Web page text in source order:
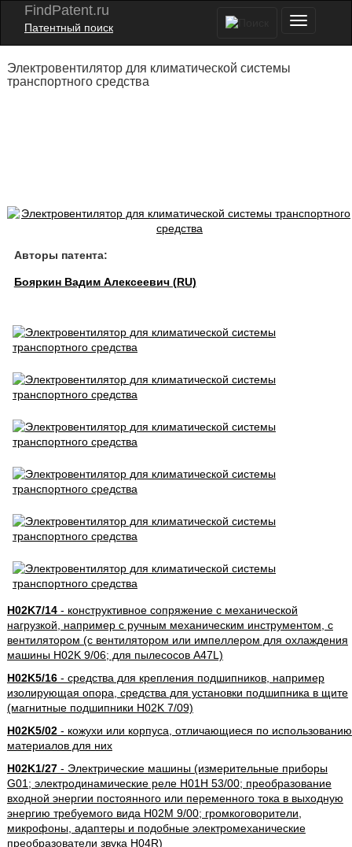
FindPatent.ru
Патентный поиск
Электровентилятор для климатической системы
транспортного средства
Авторы патента:
Бояркин Вадим Алексеевич (RU)
H02K7/14- конструктивное сопряжение с механической
нагрузкой, например с ручным механическим инструментом, с
вентилятором (с вентилятором или импеллером для охлаждения
машины H02K 9/06; для пылесосов A47L)
H02K5/16- средства для крепления подшипников, например
изолирующая опора, средства для установки подшипника в щите
(магнитные подшипники H02K 7/09)
H02K5/02- кожухи или корпуса, отличающиеся по использованию
материалов для них
H02K1/27- Электрические машины (измерительные приборы
G01; электродинамические реле H01H 53/00; преобразование
входной энергии постоянного или переменного тока в выходную
энергию требуемого вида H02M 9/00; громкоговорители,
микрофоны, адаптеры и подобные электромеханические
преобразователи звука H04R)